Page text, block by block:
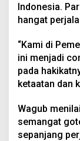
Indonesia.
hangat
“Kami di
ini menjadi
pada
ketaatan dan
Wagub
semangat
sepanjang